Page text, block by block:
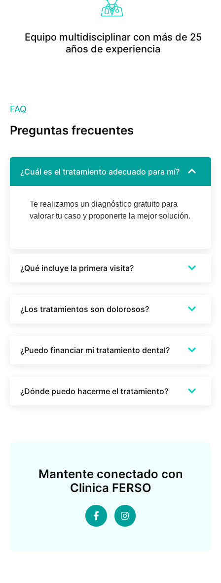
Equipo multidisciplinar con más de 25
años de experiencia
FAQ
Preguntas frecuentes
¿Cuál es el tratamiento adecuado para mí?
Te realizamos un diagnóstico gratuito para
valorar tu caso y proponerte la mejor solución.
¿Qué incluye la primera visita?
¿Los tratamientos son dolorosos?
¿Puedo financiar mi tratamiento dental?
¿Dónde puedo hacerme el tratamiento?
Mantente conectado con
Clinica FERSO